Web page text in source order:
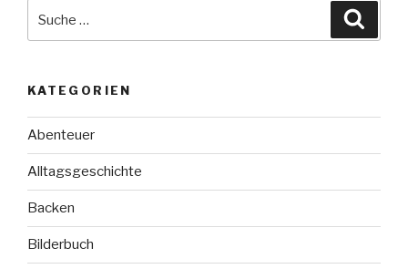
nach:
KATEGORIEN
Abenteuer
Alltagsgeschichte
Backen
Bilderbuch